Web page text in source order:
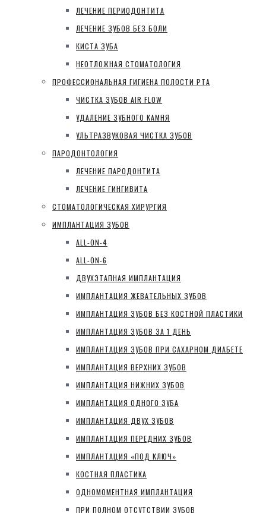
ЛЕЧЕНИЕ ПЕРИОДОНТИТА
ЛЕЧЕНИЕ ЗУБОВ БЕЗ БОЛИ
КИСТА ЗУБА
НЕОТЛОЖНАЯ СТОМАТОЛОГИЯ
ПРОФЕССИОНАЛЬНАЯ ГИГИЕНА ПОЛОСТИ РТА
ЧИСТКА ЗУБОВ AIR FLOW
УДАЛЕНИЕ ЗУБНОГО КАМНЯ
УЛЬТРАЗВУКОВАЯ ЧИСТКА ЗУБОВ
ПАРОДОНТОЛОГИЯ
ЛЕЧЕНИЕ ПАРОДОНТИТА
ЛЕЧЕНИЕ ГИНГИВИТА
СТОМАТОЛОГИЧЕСКАЯ ХИРУРГИЯ
ИМПЛАНТАЦИЯ ЗУБОВ
ALL-ON-4
ALL-ON-6
ДВУХЭТАПНАЯ ИМПЛАНТАЦИЯ
ИМПЛАНТАЦИЯ ЖЕВАТЕЛЬНЫХ ЗУБОВ
ИМПЛАНТАЦИЯ ЗУБОВ БЕЗ КОСТНОЙ ПЛАСТИКИ
ИМПЛАНТАЦИЯ ЗУБОВ ЗА 1 ДЕНЬ
ИМПЛАНТАЦИЯ ЗУБОВ ПРИ САХАРНОМ ДИАБЕТЕ
ИМПЛАНТАЦИЯ ВЕРХНИХ ЗУБОВ
ИМПЛАНТАЦИЯ НИЖНИХ ЗУБОВ
ИМПЛАНТАЦИЯ ОДНОГО ЗУБА
ИМПЛАНТАЦИЯ ДВУХ ЗУБОВ
ИМПЛАНТАЦИЯ ПЕРЕДНИХ ЗУБОВ
ИМПЛАНТАЦИЯ «ПОД КЛЮЧ»
КОСТНАЯ ПЛАСТИКА
ОДНОМОМЕНТНАЯ ИМПЛАНТАЦИЯ
ПРИ ПОЛНОМ ОТСУТСТВИИ ЗУБОВ